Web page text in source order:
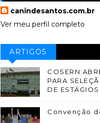
canindesantos.com.br
Ver meu perfil completo
ARTIGOS
COSERN
PARA
DE
Convenção